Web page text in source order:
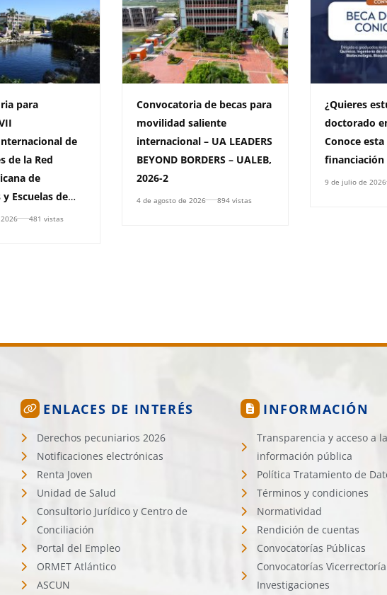
para
de
de la Red
de
Escuelas de
481 vistas
Convocatoria de becas para
movilidad saliente
internacional – UA LEADERS
BEYOND BORDERS – UALEB,
2026-2
4 de agosto de 2026 894 vistas
¿Quieres
doctorado
Conoce
financiación
9 de julio de 2026
ENLACES DE INTERÉS
Derechos pecuniarios 2026
Notificaciones electrónicas
Renta Joven
Unidad de Salud
Consultorio Jurídico y Centro de
Conciliación
Portal del Empleo
ORMET Atlántico
ASCUN
INFORMACIÓN
Transparencia y acceso a la
información pública
Política Tratamiento de
Términos y condiciones
Normatividad
Rendición de cuentas
Convocatorías Públicas
Convocatorías
Investigaciones